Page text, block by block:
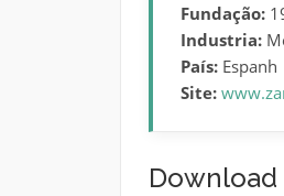
Fundação:
Industria:
País:Espanh
Site:
Download